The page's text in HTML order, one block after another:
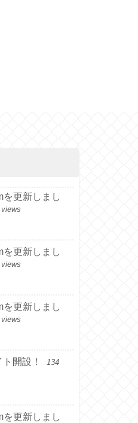
を更新しまし
を更新しまし
を更新しまし
開設！
134
を更新しまし